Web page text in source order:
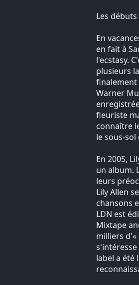
Les débuts
En
en fait à
l'ecstasy.
plusieurs
finalement
Warner
fleuriste
connaître
le sous-
En 2005,
un album.
leurs
Lily Allen
chansons
LDN est
Mixtape
milliers d'«
s'intéresse
label a été